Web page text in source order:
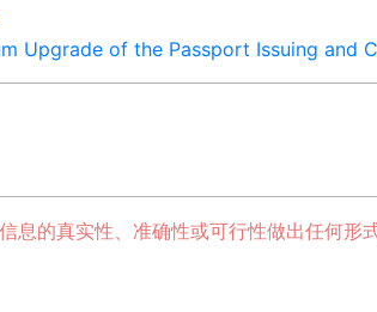
Upgrade of the Passport Issuing and
息的真实性、准确性或可行性做出任何形